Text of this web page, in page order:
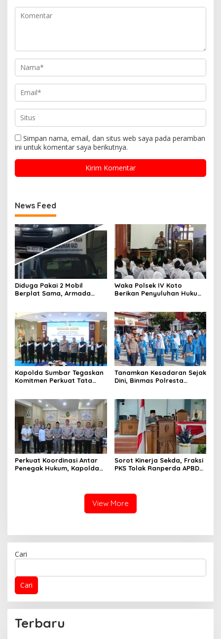
Simpan nama, email, dan situs web saya pada peramban
ini untuk komentar saya berikutnya.
News Feed
Diduga Pakai 2 Mobil
Berplat Sama, Armada
Waka Polsek IV Koto
Berikan Penyuluhan Hukum
Kapolda Sumbar Tegaskan
Komitmen Perkuat Tata
Polri
Tanamkan Kesadaran Sejak
Dini, Binmas Polresta
Bukittinggi
Perkuat Koordinasi Antar
Penegak Hukum, Kapolda
Sorot Kinerja Sekda, Fraksi
PKS Tolak Ranperda APBD
View More
Cari
Cari
Terbaru